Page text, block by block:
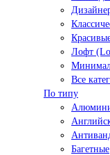
Лофт
Все
По типу
Багетные